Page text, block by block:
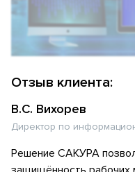
Отзыв клиента:
В.С. Вихорев
Директор по
Решение САКУРА